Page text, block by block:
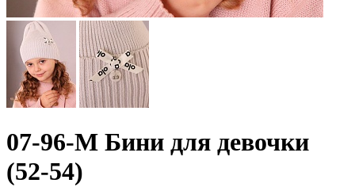
07-96-M Бини для девочки
(52-54)